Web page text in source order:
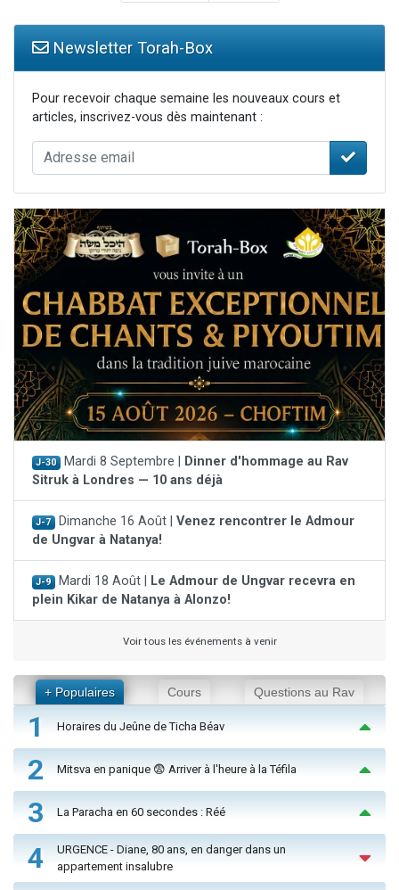
Newsletter Torah-Box
Pour recevoir chaque semaine les nouveaux cours et
articles, inscrivez-vous dès maintenant :
J-30 Mardi 8 Septembre |
Dinner d'hommage au Rav
Sitruk à Londres — 10 ans déjà
J-7 Dimanche 16 Août | Venez rencontrer le Admour
de Ungvar à Natanya!
J-9 Mardi 18 Août |
Le Admour de Ungvar recevra en
plein Kikar de Natanya à Alonzo!
Voir tous les événements à venir
+ Populaires Cours Questions au Rav
1 Horaires du Jeûne de Ticha Béav
2 Mitsva en panique 😨 Arriver à l'heure à la Téfila
3 La Paracha en 60 secondes : Réé
4
URGENCE - Diane, 80 ans, en danger dans un
appartement insalubre